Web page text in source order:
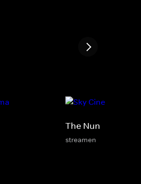
The Nun
streamen